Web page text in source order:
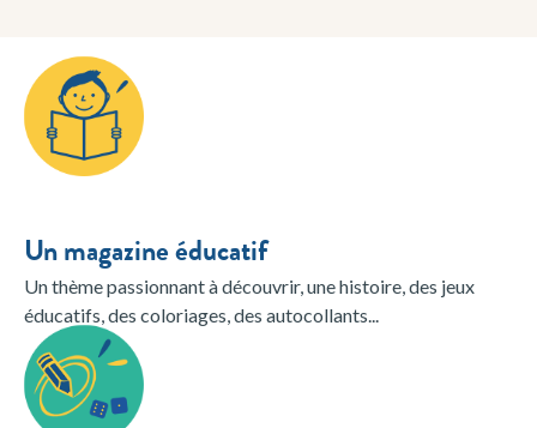
Un magazine éducatif
Un thème passionnant à découvrir, une histoire, des jeux
éducatifs, des coloriages, des autocollants...